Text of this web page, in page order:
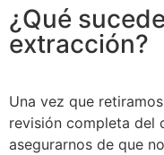
¿Qué
extracción?
Una vez que
revisión completa del
asegurarnos de que